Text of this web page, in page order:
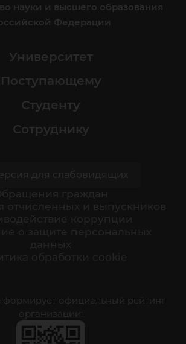
науки и высшего образования
Федерации
Университет
Поступающему
Студенту
Сотруднику
официальный рейтинг
организации: